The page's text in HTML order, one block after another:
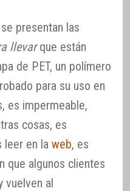
presentan las
llevarque están
de PET, un polímero
para su uso en
es impermeable,
cosas, es
leer en la web, es
que algunos clientes
vuelven al